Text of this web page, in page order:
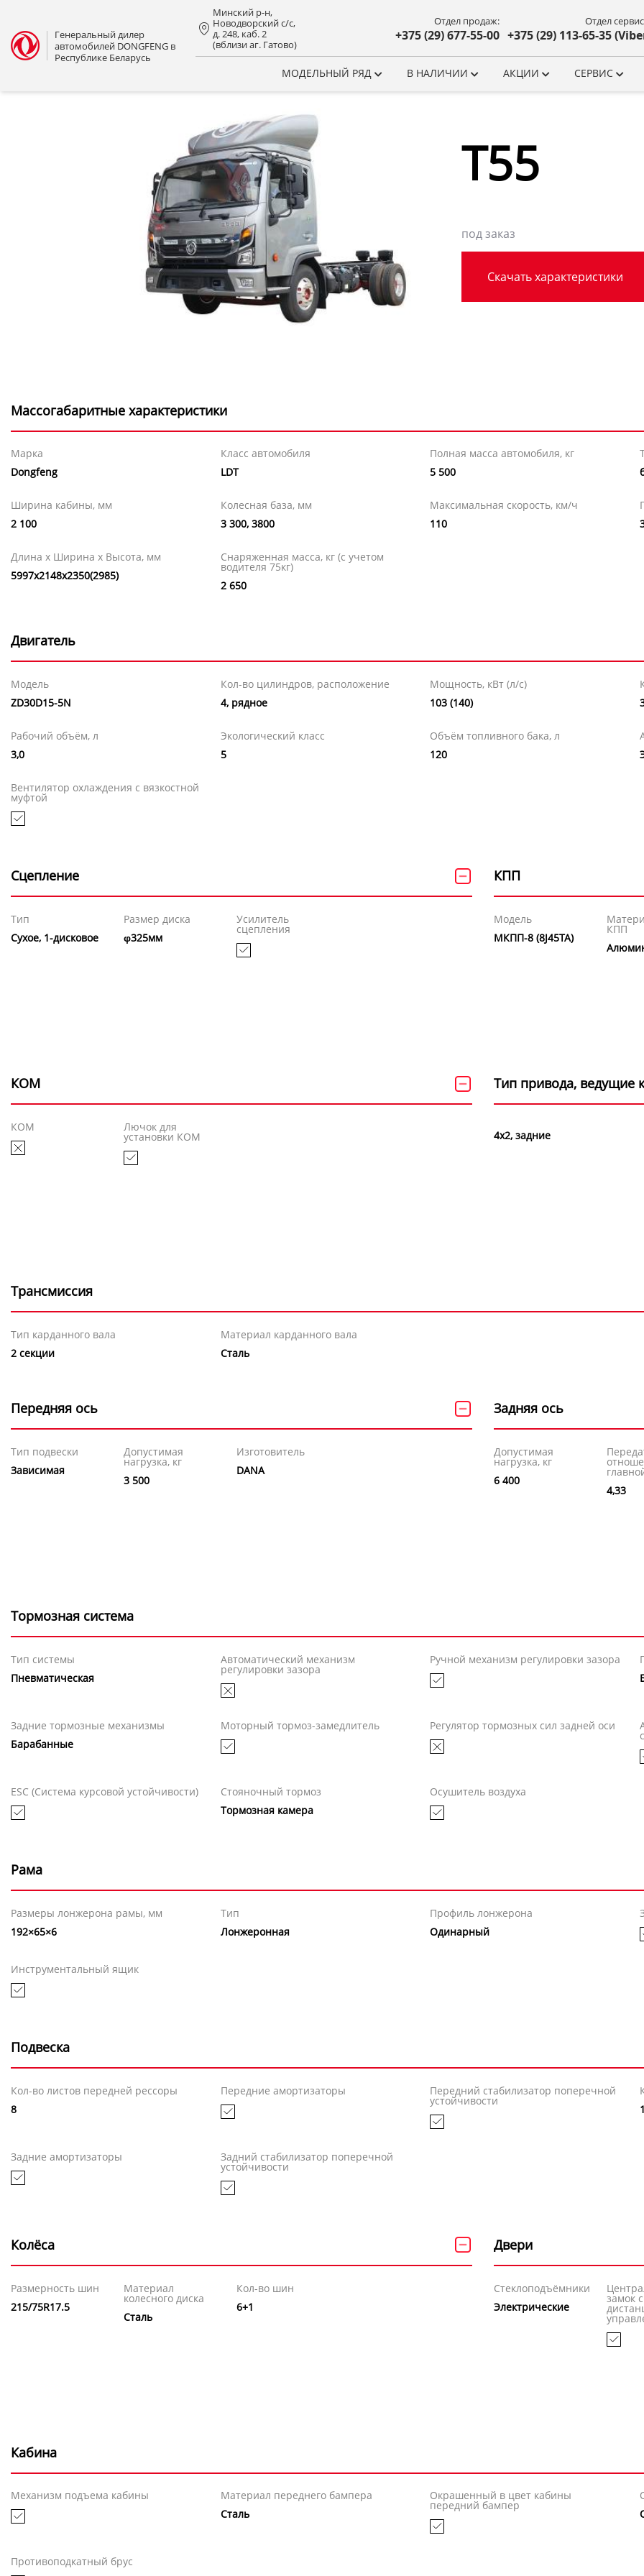
Генеральный дилер
автомобилей DONGFENG в
Республике Беларусь
Минский р-н,
Новодворский с/с,
д. 248, каб. 2
(вблизи аг. Гатово)
Отдел продаж:
+375 (29) 677-55-00
Отдел
+375 (29) 113-65-35
МОДЕЛЬНЫЙ РЯД В НАЛИЧИИ АКЦИИ СЕРВИС
Т55
под заказ
Скачать характеристики
Массогабаритные характеристики
Марка
Dongfeng
Класс автомобиля
LDT
Полная масса автомобиля, кг
5 500
Ширина кабины, мм
2 100
Колесная база, мм
3 300, 3800
Максимальная скорость, км/ч
110
Длина х Ширина х Высота, мм
5997x2148x2350(2985)
Снаряженная масса, кг (с учетом
водителя 75кг)
2 650
Двигатель
Модель
ZD30D15-5N
Кол-во цилиндров, расположение
4, рядное
Мощность, кВт (л/с)
103 (140)
Рабочий объём, л
3,0
Экологический класс
5
Объём топливного бака, л
120
Вентилятор охлаждения с вязкостной
муфтой
Сцепление
Тип
Сухое, 1-дисковое
Размер диска
φ325мм
Усилитель
сцепления
КПП
Модель
МКПП-8 (8J45TA)
КПП
КОМ
КОМ Лючок для
установки КОМ
Тип привода, ведущие
4х2, задние
Трансмиссия
Тип карданного вала
2 секции
Материал карданного вала
Сталь
Передняя ось
Тип подвески
Зависимая
Допустимая
нагрузка, кг
3 500
Изготовитель
DANA
Задняя ось
Допустимая
нагрузка, кг
6 400
4,33
Тормозная система
Тип системы
Пневматическая
Автоматический механизм
регулировки зазора
Ручной механизм регулировки зазора
Задние тормозные механизмы
Барабанные
Моторный тормоз-замедлитель Регулятор тормозных сил задней оси
ESC (Система курсовой устойчивости)
Стояночный тормоз
Тормозная камера
Осушитель воздуха
Рама
Размеры лонжерона рамы, мм
192×65×6
Тип
Лонжеронная
Профиль лонжерона
Одинарный
Инструментальный ящик
Подвеска
Кол-во листов передней рессоры
8
Передние амортизаторы Передний стабилизатор поперечной
устойчивости
Задние амортизаторы Задний стабилизатор поперечной
устойчивости
Колёса
Размерность шин
215/75R17.5
Материал
колесного диска
Сталь
Кол-во шин
6+1
Двери
Стеклоподъёмники
Электрические
замок с
Кабина
Механизм подъема кабины
Материал переднего бампера
Сталь
Окрашенный в цвет кабины
передний бампер
Противоподкатный брус